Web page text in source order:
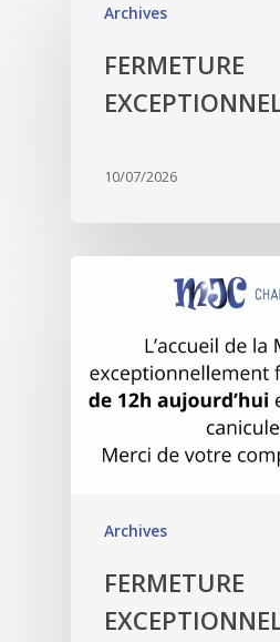
Archives
FERMETURE
10/07/2026
Archives
FERMETURE